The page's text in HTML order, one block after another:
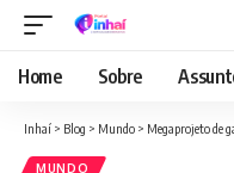
Home Sobre
Inhaí > Blog > Mundo > Megaprojeto de gastos e
MUNDO